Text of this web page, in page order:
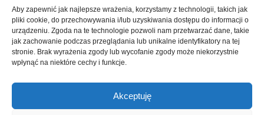
Aby zapewnić jak najlepsze wrażenia, korzystamy z technologii, takich jak
pliki cookie, do przechowywania i/lub uzyskiwania dostępu do informacji o
urządzeniu. Zgoda na te technologie pozwoli nam przetwarzać dane, takie
jak zachowanie podczas przeglądania lub unikalne identyfikatory na tej
stronie. Brak wyrażenia zgody lub wycofanie zgody może niekorzystnie
wpłynąć na niektóre cechy i funkcje.
Akceptuję
listopad 2016
październik 2016